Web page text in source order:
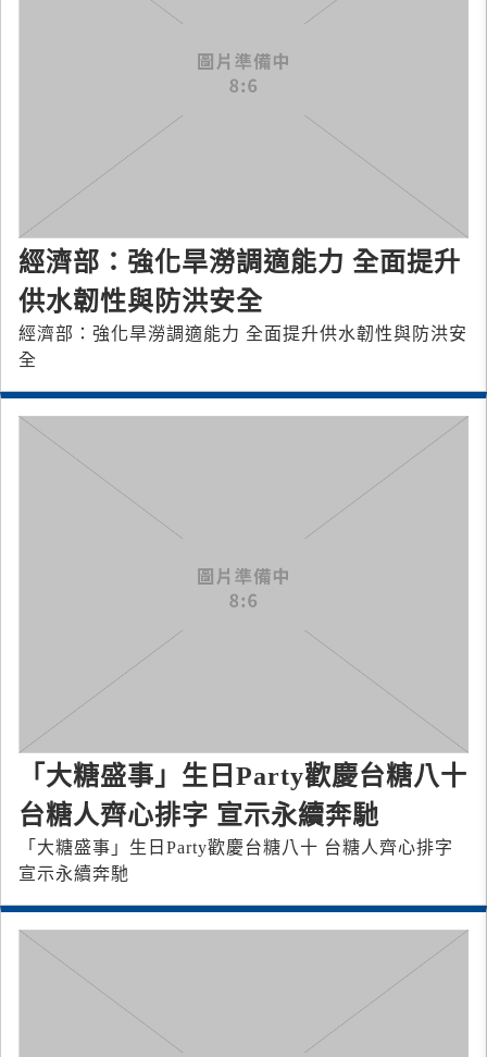
經濟部：強化旱澇調適能力 全面提升
供水韌性與防洪安全
經濟部：強化旱澇調適能力 全面提升供水韌性與防洪安
全
「大糖盛事」生日Party歡慶台糖八十
台糖人齊心排字 宣示永續奔馳
「大糖盛事」生日Party歡慶台糖八十 台糖人齊心排字
宣示永續奔馳